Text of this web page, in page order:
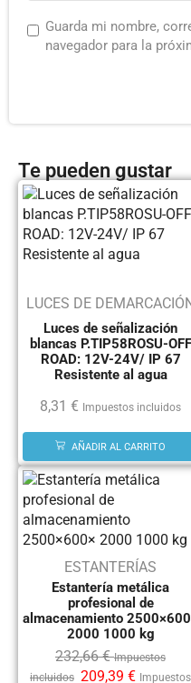
Guarda mi nombre,
navegador para la
Te pueden gustar
LUCES DE
Luces de señalización
blancas P.TIP58ROSU-OFF
ROAD: 12V-24V/ IP 67
Resistente al agua
8,31 € Impuestos incluidos
AÑADIR AL CARRITO
ESTANTERÍAS
Estantería metálica
profesional de
almacenamiento
2000 1000 kg
232,66€ Impuestos
incluidos 209,39 € Impuestos